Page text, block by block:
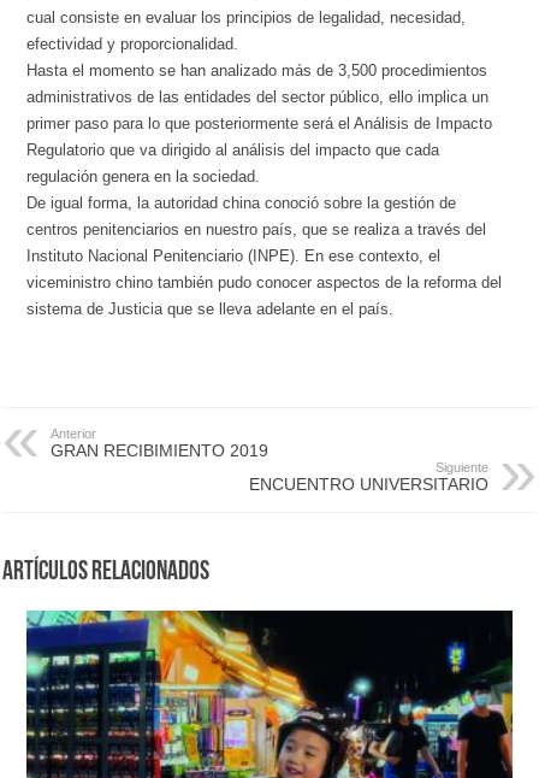
cual consiste en evaluar los principios de legalidad, necesidad,
efectividad y proporcionalidad.
Hasta el momento se han analizado más de 3,500 procedimientos
administrativos de las entidades del sector público, ello implica un
primer paso para lo que posteriormente será el Análisis de Impacto
Regulatorio que va dirigido al análisis del impacto que cada
regulación genera en la sociedad.
De igual forma, la autoridad china conoció sobre la gestión de
centros penitenciarios en nuestro país, que se realiza a través del
Instituto Nacional Penitenciario (INPE). En ese contexto, el
viceministro chino también pudo conocer aspectos de la reforma del
sistema de Justicia que se lleva adelante en el país.
Anterior
GRAN RECIBIMIENTO 2019
Siguiente
ENCUENTRO UNIVERSITARIO
Artículos Relacionados